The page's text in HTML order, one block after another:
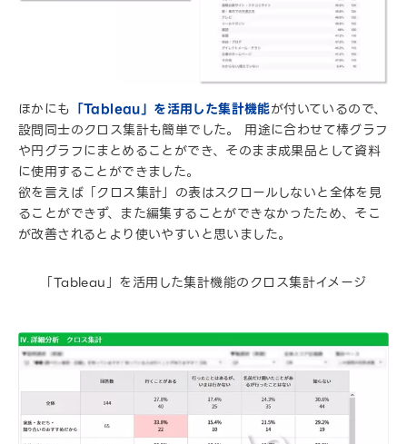
ほかにも 「Tableau」を活用した集計機能が付いているので、
設問同士のクロス集計も簡単でした。 用途に合わせて棒グラフ
や円グラフにまとめることができ、そのまま成果品として資料
に使用することができました。
欲を言えば「クロス集計」の表はスクロールしないと全体を見
ることができず、また編集することができなかったため、そこ
が改善されるとより使いやすいと思いました。
「Tableau」を活用した集計機能のクロス集計イメージ